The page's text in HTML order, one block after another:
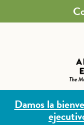
Damos la